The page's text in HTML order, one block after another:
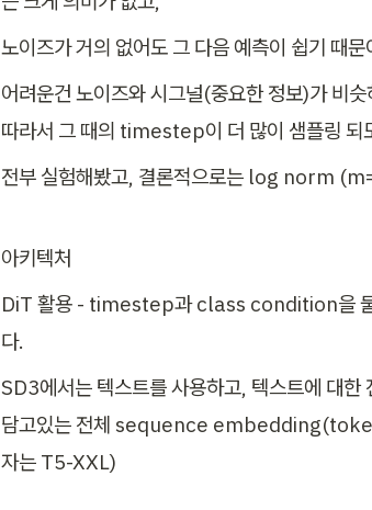
노이즈가 거의 없어도 그 다음 예측이 쉽기 때문
어려운건 노이즈와 시그널(중요한 정보)가 비
따라서 그 때의 timestep이 더 많이 샘플링 되
전부 실험해봤고, 결론적으로는 log norm
아키텍처
DiT 활용 - timestep과 class condition을
다.
SD3에서는 텍스트를 사용하고, 텍스트에 대한
담고있는 전체 sequence
자는 T5-XXL)